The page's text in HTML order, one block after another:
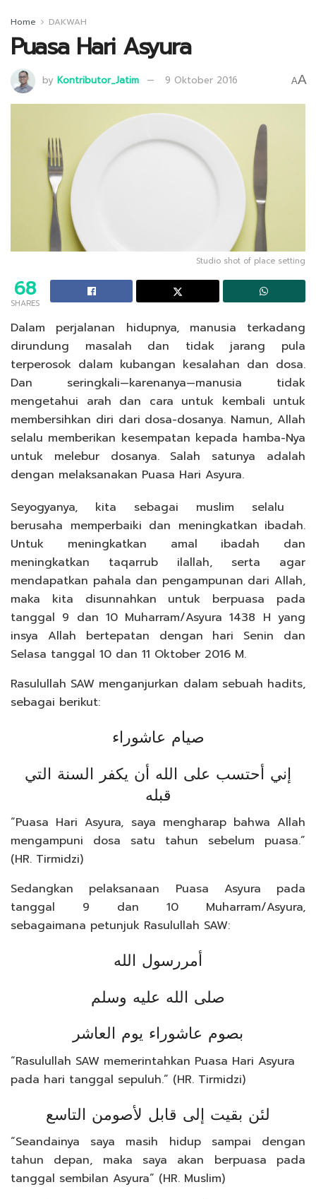
Home DAKWAH
Puasa Hari Asyura
by Kontributor_Jatim 9 Oktober 2016 AA
Studio shot of place setting
68
SHARES
Dalam perjalanan hidupnya, manusia terkadang
dirundung masalah dan tidak jarang pula
terperosok dalam kubangan kesalahan dan dosa.
Dan seringkali—karenanya—manusia tidak
mengetahui arah dan cara untuk kembali untuk
membersihkan diri dari dosa-dosanya. Namun, Allah
selalu memberikan kesempatan kepada hamba-Nya
untuk melebur dosanya. Salah satunya adalah
dengan melaksanakan Puasa Hari Asyura.
Seyogyanya, kita sebagai muslim selalu
berusaha memperbaiki dan meningkatkan ibadah.
Untuk meningkatkan amal ibadah dan
meningkatkan taqarrub ilallah, serta agar
mendapatkan pahala dan pengampunan dari Allah,
maka kita disunnahkan untuk berpuasa pada
tanggal 9 dan 10 Muharram/Asyura 1438 H yang
insya Allah bertepatan dengan hari Senin dan
Selasa tanggal 10 dan 11 Oktober 2016 M.
Rasulullah SAW menganjurkan dalam sebuah hadits,
sebagai berikut:
صيام عاشوراء
إني أحتسب على الله أن يكفر السنة التي
قبله
“Puasa Hari Asyura, saya mengharap bahwa Allah
mengampuni dosa satu tahun sebelum puasa.”
(HR. Tirmidzi)
Sedangkan pelaksanaan Puasa Asyura pada
tanggal 9 dan 10 Muharram/Asyura,
sebagaimana petunjuk Rasulullah SAW:
أمررسول الله
صلى الله عليه وسلم
بصوم عاشوراء يوم العاشر
“Rasulullah SAW memerintahkan Puasa Hari Asyura
pada hari tanggal sepuluh.” (HR. Tirmidzi)
لئن بقيت إلى قابل لأصومن التاسع
“Seandainya saya masih hidup sampai dengan
tahun depan, maka saya akan berpuasa pada
tanggal sembilan Asyura” (HR. Muslim)